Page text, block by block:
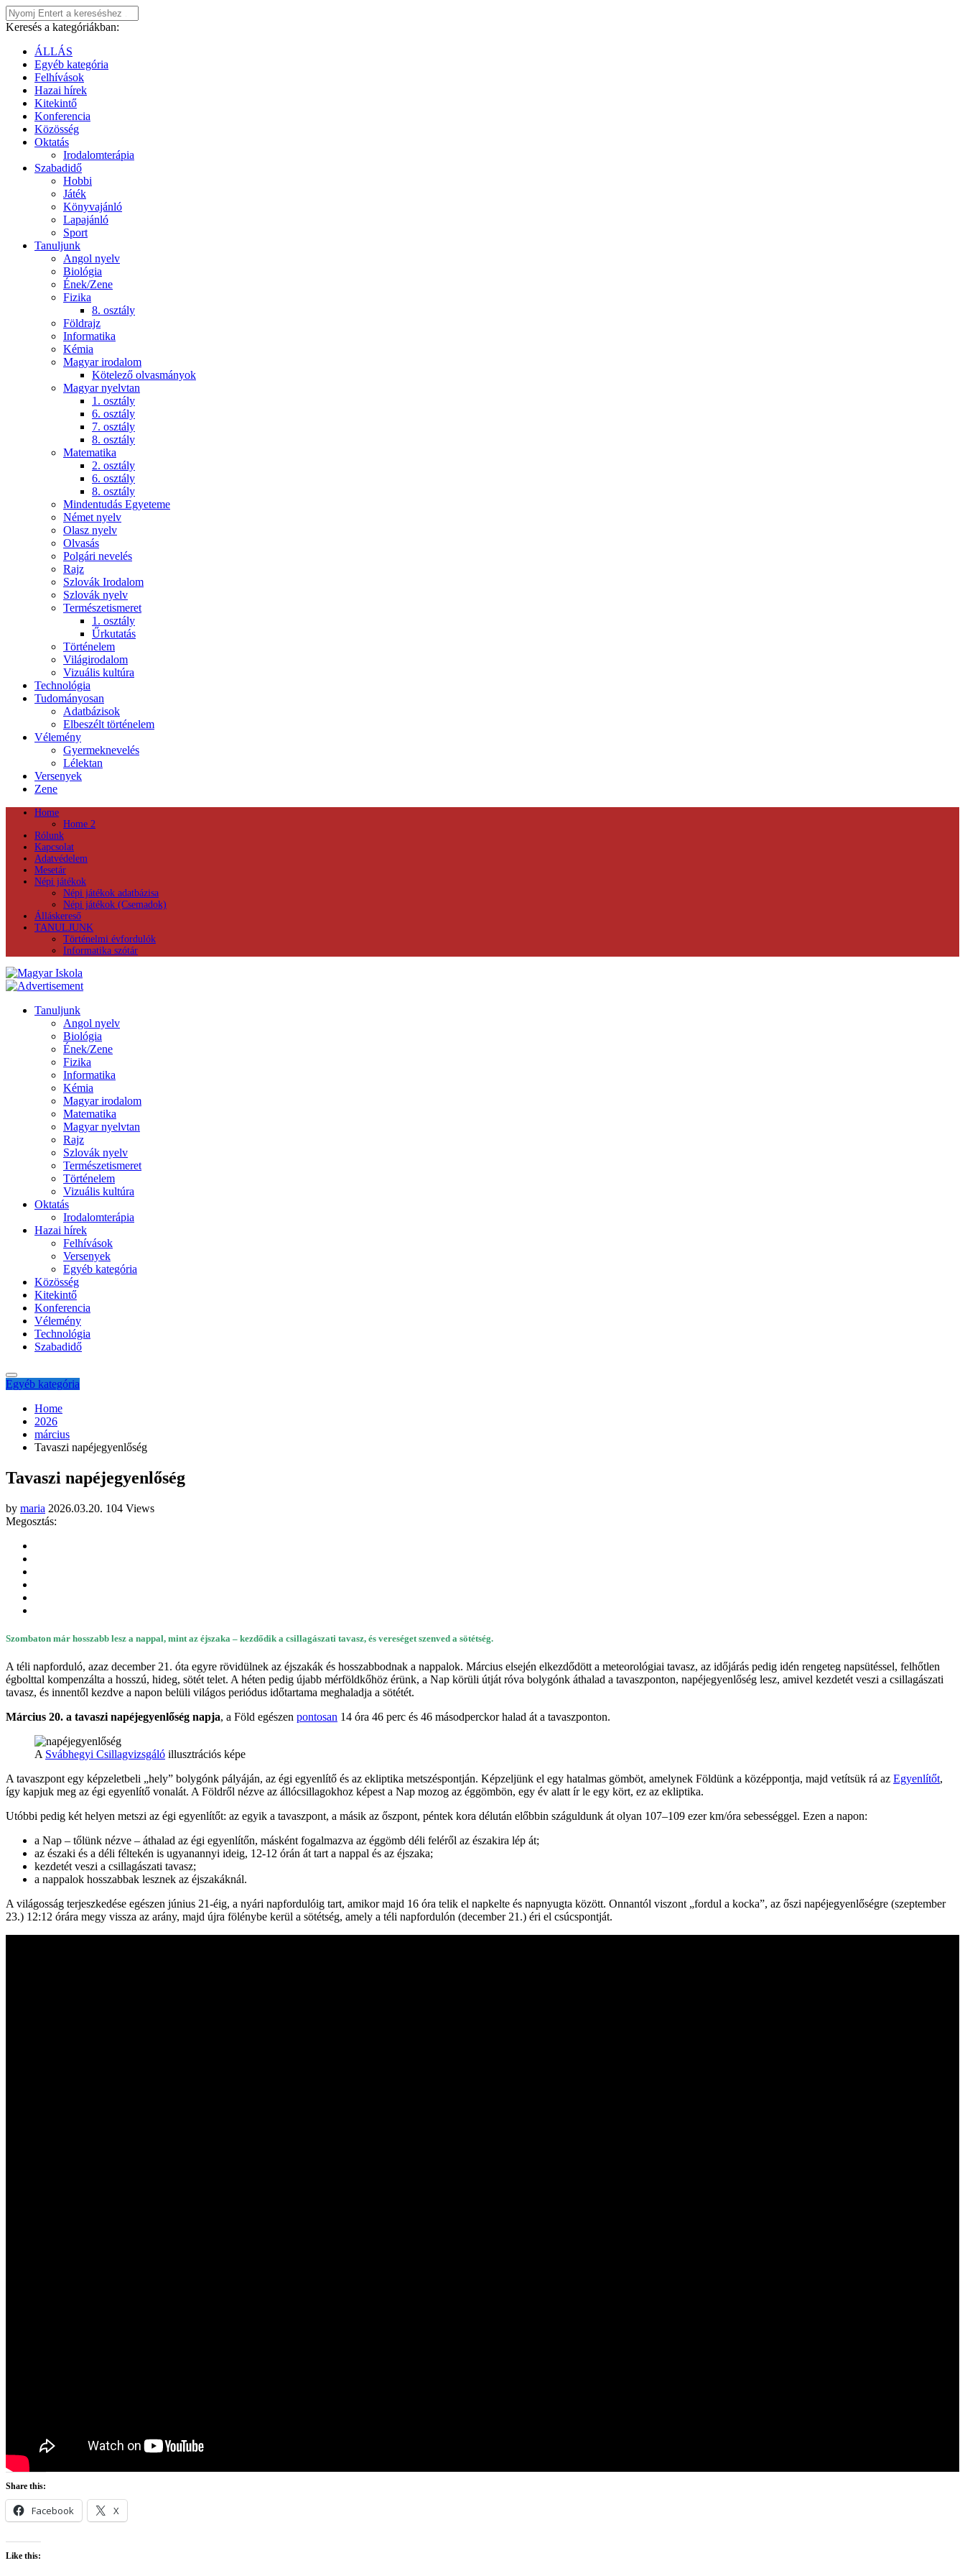
Keresés a kategóriákban:
ÁLLÁS
Egyéb kategória
Felhívások
Hazai hírek
Kitekintő
Konferencia
Közösség
Oktatás
Irodalomterápia
Szabadidő
Hobbi
Játék
Könyvajánló
Lapajánló
Sport
Tanuljunk
Angol nyelv
Biológia
Ének/Zene
Fizika
8. osztály
Földrajz
Informatika
Kémia
Magyar irodalom
Kötelező olvasmányok
Magyar nyelvtan
1. osztály
6. osztály
7. osztály
8. osztály
Matematika
2. osztály
6. osztály
8. osztály
Mindentudás Egyeteme
Német nyelv
Olasz nyelv
Olvasás
Polgári nevelés
Rajz
Szlovák Irodalom
Szlovák nyelv
Természetismeret
1. osztály
Űrkutatás
Történelem
Világirodalom
Vizuális kultúra
Technológia
Tudományosan
Adatbázisok
Elbeszélt történelem
Vélemény
Gyermeknevelés
Lélektan
Versenyek
Zene
Home
Home 2
Rólunk
Kapcsolat
Adatvédelem
Mesetár
Népi játékok
Népi játékok adatbázisa
Népi játékok (Csemadok)
Álláskereső
TANULJUNK
Történelmi évfordulók
Informatika szótár
Tanuljunk
Angol nyelv
Biológia
Ének/Zene
Fizika
Informatika
Kémia
Magyar irodalom
Matematika
Magyar nyelvtan
Rajz
Szlovák nyelv
Természetismeret
Történelem
Vizuális kultúra
Oktatás
Irodalomterápia
Hazai hírek
Felhívások
Versenyek
Egyéb kategória
Közösség
Kitekintő
Konferencia
Vélemény
Technológia
Szabadidő
Egyéb kategória
Home
2026
március
Tavaszi napéjegyenlőség
Tavaszi napéjegyenlőség
by maria 2026.03.20. 104 Views
Megosztás:
Szombaton már hosszabb lesz a nappal, mint az éjszaka – kezdődik a csillagászati tavasz, és vereséget szenved a sötétség.
A téli napforduló, azaz december 21. óta egyre rövidülnek az éjszakák és hosszabbodnak a nappalok. Március elsején elkezdődött a meteorológiai tavasz, az időjárás pedig idén rengeteg napsütéssel, felhőtlen
égbolttal kompenzálta a hosszú, hideg, sötét telet. A héten pedig újabb mérföldkőhöz érünk, a Nap körüli útját róva bolygónk áthalad a tavaszponton, napéjegyenlőség lesz, amivel kezdetét veszi a csillagászati
tavasz, és innentől kezdve a napon belüli világos periódus időtartama meghaladja a sötétét.
Március 20. a tavaszi napéjegyenlőség napja, a Föld egészen pontosan 14 óra 46 perc és 46 másodperckor halad át a tavaszponton.
A Svábhegyi Csillagvizsgáló illusztrációs képe
A tavaszpont egy képzeletbeli „hely” bolygónk pályáján, az égi egyenlítő és az ekliptika metszéspontján. Képzeljünk el egy hatalmas gömböt, amelynek Földünk a középpontja, majd vetítsük rá az Egyenlítőt,
így kapjuk meg az égi egyenlítő vonalát. A Földről nézve az állócsillagokhoz képest a Nap mozog az éggömbön, egy év alatt ír le egy kört, ez az ekliptika.
Utóbbi pedig két helyen metszi az égi egyenlítőt: az egyik a tavaszpont, a másik az őszpont, péntek kora délután előbbin száguldunk át olyan 107–109 ezer km/óra sebességgel. Ezen a napon:
a Nap – tőlünk nézve – áthalad az égi egyenlítőn, másként fogalmazva az éggömb déli feléről az északira lép át;
az északi és a déli féltekén is ugyanannyi ideig, 12-12 órán át tart a nappal és az éjszaka;
kezdetét veszi a csillagászati tavasz;
a nappalok hosszabbak lesznek az éjszakáknál.
A világosság terjeszkedése egészen június 21-éig, a nyári napfordulóig tart, amikor majd 16 óra telik el napkelte és napnyugta között. Onnantól viszont „fordul a kocka”, az őszi napéjegyenlőségre (szeptember
23.) 12:12 órára megy vissza az arány, majd újra fölénybe kerül a sötétség, amely a téli napfordulón (december 21.) éri el csúcspontját.
Share this:
Facebook X
Like this: